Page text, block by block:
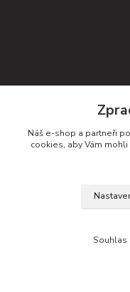
Náš e-shop a partneři
cookies, aby Vám